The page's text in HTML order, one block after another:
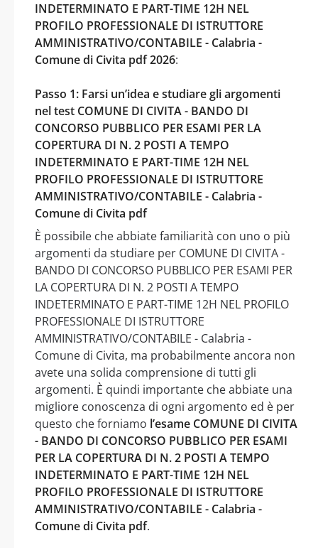
INDETERMINATO E PART-TIME 12H NEL
PROFILO PROFESSIONALE DI ISTRUTTORE
AMMINISTRATIVO/CONTABILE - Calabria -
Comune di Civita pdf 2026:
Passo 1: Farsi un’idea e studiare gli argomenti
nel test COMUNE DI CIVITA - BANDO DI
CONCORSO PUBBLICO PER ESAMI PER LA
COPERTURA DI N. 2 POSTI A TEMPO
INDETERMINATO E PART-TIME 12H NEL
PROFILO PROFESSIONALE DI ISTRUTTORE
AMMINISTRATIVO/CONTABILE - Calabria -
Comune di Civita pdf
È possibile che abbiate familiarità con uno o più
argomenti da studiare per COMUNE DI CIVITA -
BANDO DI CONCORSO PUBBLICO PER ESAMI PER
LA COPERTURA DI N. 2 POSTI A TEMPO
INDETERMINATO E PART-TIME 12H NEL PROFILO
PROFESSIONALE DI ISTRUTTORE
AMMINISTRATIVO/CONTABILE - Calabria -
Comune di Civita, ma probabilmente ancora non
avete una solida comprensione di tutti gli
argomenti. È quindi importante che abbiate una
migliore conoscenza di ogni argomento ed è per
questo che forniamo l’esame COMUNE DI CIVITA
- BANDO DI CONCORSO PUBBLICO PER ESAMI
PER LA COPERTURA DI N. 2 POSTI A TEMPO
INDETERMINATO E PART-TIME 12H NEL
PROFILO PROFESSIONALE DI ISTRUTTORE
AMMINISTRATIVO/CONTABILE - Calabria -
Comune di Civita pdf.